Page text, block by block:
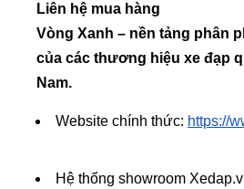
Liên hệ mua hàng
Vòng Xanh – nền tảng phân
của các thương hiệu xe đạp
Nam.
Website chính thức: https://
Hệ thống showroom